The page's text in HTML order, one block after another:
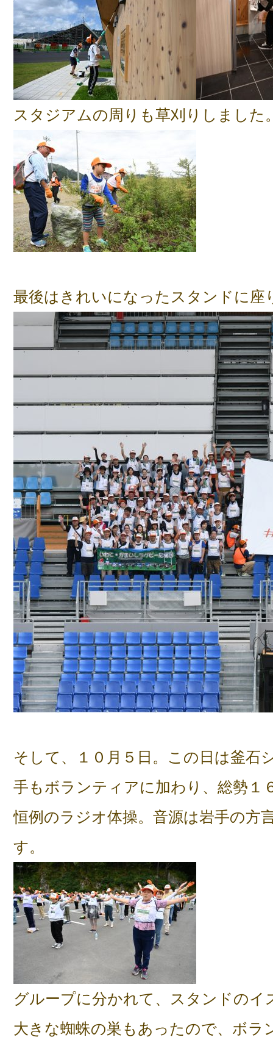
スタジアムの周りも草刈りしました
最後はきれいになったスタンドに座
そして、１０月５日。この日は釜石
手もボランティアに加わり、総勢１
恒例のラジオ体操。音源は岩手の方
す。
グループに分かれて、スタンドのイ
大きな蜘蛛の巣もあったので、ボラ